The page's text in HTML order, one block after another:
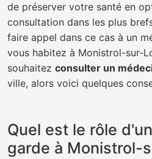
de préserver votre santé en
consultation dans les plus
faire appel dans ce cas à un
vous habitez à Monistrol-sur-
souhaitez consulter un
ville, alors voici quelques
Quel est le rôle
garde à Monistrol-